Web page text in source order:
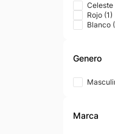
Celeste
Rojo (1 )
Blanco (
Genero
Marca